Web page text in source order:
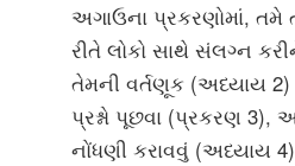
અગાઉના પ્રકરણોમાં,
રીતે લોકો સાથે સંલગ્ન
તેમની વર્તણૂક (અધ્યાય 2)
પ્રશ્નો પૂછવા (પ્રકરણ 3),
નોંધણી કરાવવું (અધ્યાય